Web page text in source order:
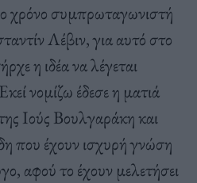
χρόνο συμπρωταγωνιστή
Λέβιν, για αυτό στο
η ιδέα να λέγεται
νομίζω έδεσε η ματιά
Ιούς Βουλγαράκη και
που έχουν ισχυρή γνώση
αφού το έχουν μελετήσει